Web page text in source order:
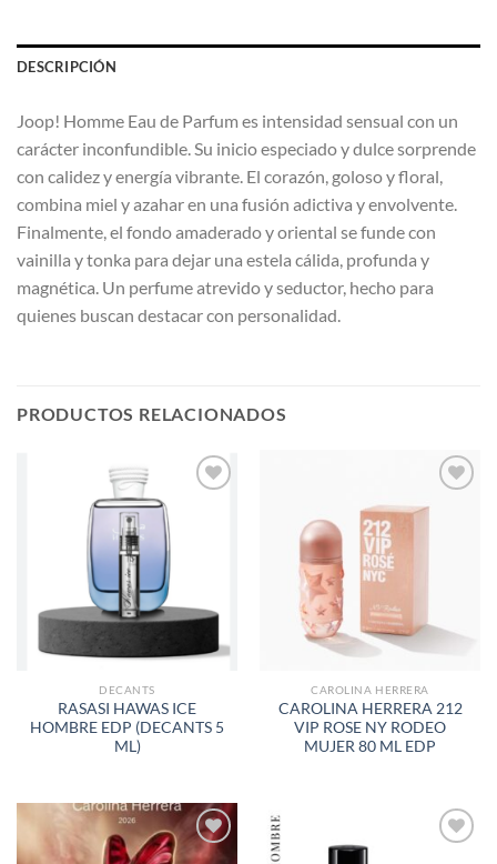
DESCRIPCIÓN
Joop! Homme Eau de Parfum es intensidad sensual con un
carácter inconfundible. Su inicio especiado y dulce sorprende
con calidez y energía vibrante. El corazón, goloso y floral,
combina miel y azahar en una fusión adictiva y envolvente.
Finalmente, el fondo amaderado y oriental se funde con
vainilla y tonka para dejar una estela cálida, profunda y
magnética. Un perfume atrevido y seductor, hecho para
quienes buscan destacar con personalidad.
PRODUCTOS RELACIONADOS
AÑADIR
LISTA
DESEOS
DECANTS
RASASI HAWAS ICE
HOMBRE EDP (DECANTS 5
ML)
AÑADIR
CAROLINA HERRERA
CAROLINA HERRERA 212
VIP ROSE NY RODEO
MUJER 80 ML EDP